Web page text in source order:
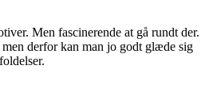
Men fascinerende at gå rundt der.
derfor kan man jo godt glæde sig